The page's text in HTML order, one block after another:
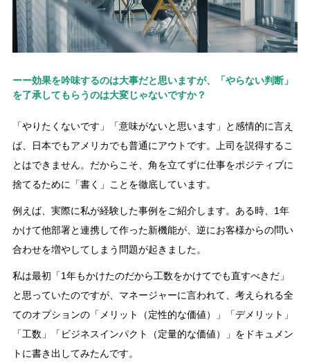
ーー効果を吟味するのは大事だと思いますが、「やらない判断」
を了承してもらうのは大変じゃないですか？
「やりたくないです」「意味がないと思います」と感情的に言え
ば、日本でもアメリカでも普通にアウトです。上司を説得するこ
とはできません。だからこそ、角を立てずに仕事をポジティブに
捨てるために「書く」ことを徹底しています。
例えば、実際に私が経験した事例をご紹介します。ある時、1年
かけて他部署と連携して作った新機能が、逆にお客様からの問い
合わせを増やしてしまう問題が起きました。
私は最初「1年もかけたのだから工数をかけてでも直すべきだ」
と思っていたのですが、マネージャーに言われて、考えられる全
てのオプションの「メリット（定性的な価値）」「デメリット」
「工数」「ビジネスインパクト（定量的な価値）」をドキュメン
トに書き出してみたんです。